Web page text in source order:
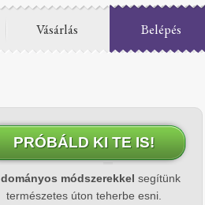
Vásárlás Belépés
PRÓBÁLD KI TE IS!
módszerekkel segítünk
természetes úton teherbe esni.